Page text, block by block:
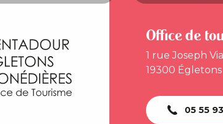
Office de
1 rue Joseph
19300 Égletons
05 55